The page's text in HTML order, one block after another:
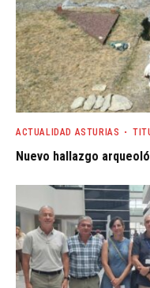
ACTUALIDAD ASTURIAS
Nuevo hallazgo